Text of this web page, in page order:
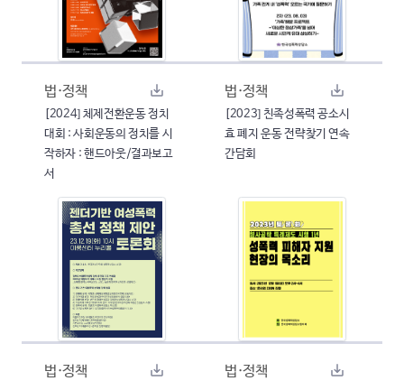
법·정책
[2024] 체제전환운동 정치
대회 : 사회운동의 정치를 시
작하자 : 핸드아웃/결과보고
서
법·정책
[2023] 친족성폭력 공소시
효 폐지 운동 전략찾기 연속
간담회
법·정책 법·정책